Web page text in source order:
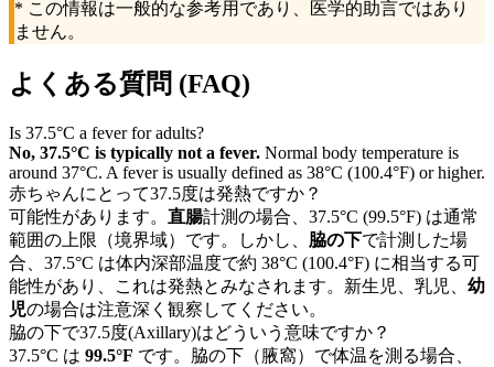
* この情報は一般的な参考用であり、医学的助言ではあり
ません。
よくある質問 (FAQ)
Is 37.5°C a fever for adults?
No, 37.5°C is typically not a fever. Normal body temperature is
around 37°C. A fever is usually defined as 38°C (100.4°F) or higher.
赤ちゃんにとって37.5度は発熱ですか？
可能性があります。 直腸計測の場合、37.5°C (99.5°F) は通常
範囲の上限（境界域）です。しかし、 脇の下で計測した場
合、37.5°C は体内深部温度で約 38°C (100.4°F) に相当する可
能性があり、これは発熱とみなされます。新生児、乳児、 幼
児の場合は注意深く観察してください。
脇の下で37.5度(Axillary)はどういう意味ですか？
37.5°C は 99.5°F です。脇の下（腋窩）で体温を測る場合、